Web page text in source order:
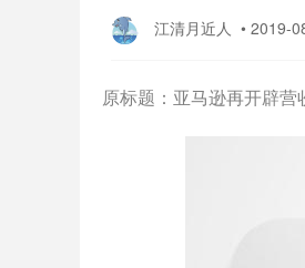
江清月近人 • 2019-
原标题：亚马逊再开辟营